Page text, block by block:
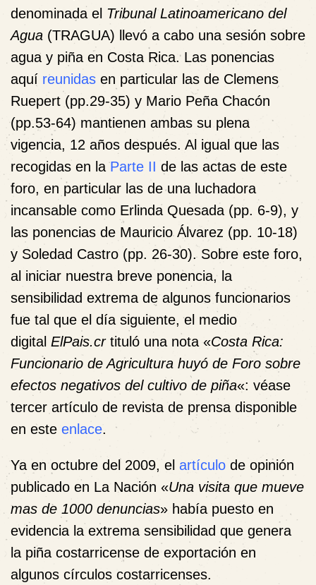
denominada el Tribunal Latinoamericano del
Agua (TRAGUA) llevó a cabo una sesión sobre
agua y piña en Costa Rica. Las ponencias
aquí reunidas en particular las de Clemens
Ruepert (pp.29-35) y Mario Peña Chacón
(pp.53-64) mantienen ambas su plena
vigencia, 12 años después. Al igual que las
recogidas en laParte II de las actas de este
foro, en particular las de una luchadora
incansable como Erlinda Quesada (pp. 6-9), y
las ponencias de Mauricio Álvarez (pp. 10-18)
y Soledad Castro (pp. 26-30). Sobre este foro,
al iniciar nuestra breve ponencia, la
sensibilidad extrema de algunos funcionarios
fue tal que el día siguiente, el medio
digital ElPais.crtituló una nota «Costa Rica:
Funcionario de Agricultura huyó de Foro sobre
efectos negativos del cultivo de piña«: véase
tercer artículo de revista de prensa disponible
en este enlace.
Ya en octubre del 2009, el artículo de opinión
publicado en La Nación «Una visita que mueve
mas de 1000 denuncias» había puesto en
evidencia la extrema sensibilidad que genera
la piña costarricense de exportación en
algunos círculos costarricenses.